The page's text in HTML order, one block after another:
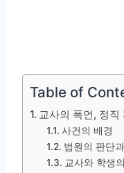
Table of
교사의 폭언, 정
사건의 배경
법원의 판단
교사와 학생